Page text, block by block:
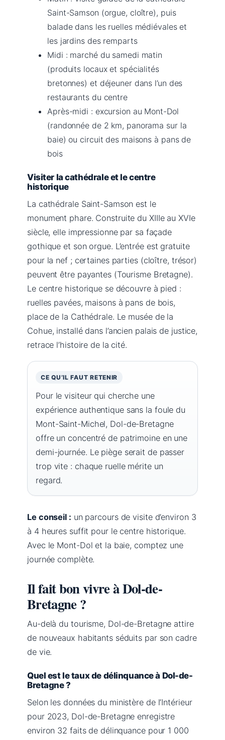
Saint-Samson (orgue, cloître), puis
balade dans les ruelles médiévales et
les jardins des remparts
Midi : marché du samedi matin
(produits locaux et spécialités
bretonnes) et déjeuner dans l’un des
restaurants du centre
Après-midi : excursion au Mont-Dol
(randonnée de 2 km, panorama sur la
baie) ou circuit des maisons à pans de
bois
Visiter la cathédrale et le centre
historique
La cathédrale Saint-Samson est le
monument phare. Construite du XIIIe au XVIe
siècle, elle impressionne par sa façade
gothique et son orgue. L’entrée est gratuite
pour la nef ; certaines parties (cloître, trésor)
peuvent être payantes (Tourisme Bretagne).
Le centre historique se découvre à pied :
ruelles pavées, maisons à pans de bois,
place de la Cathédrale. Le musée de la
Cohue, installé dans l’ancien palais de justice,
retrace l’histoire de la cité.
CE QU’IL FAUT RETENIR
Pour le visiteur qui cherche une
expérience authentique sans la foule du
Mont-Saint-Michel, Dol-de-Bretagne
offre un concentré de patrimoine en une
demi-journée. Le piège serait de passer
trop vite : chaque ruelle mérite un
regard.
Le conseil : un parcours de visite d’environ 3
à 4 heures suffit pour le centre historique.
Avec le Mont-Dol et la baie, comptez une
journée complète.
Il fait bon vivre à Dol-de-
Bretagne ?
Au-delà du tourisme, Dol-de-Bretagne attire
de nouveaux habitants séduits par son cadre
de vie.
Quel est le taux de délinquance à Dol-de-
Bretagne ?
Selon les données du ministère de l’Intérieur
pour 2023, Dol-de-Bretagne enregistre
environ 32 faits de délinquance pour 1 000